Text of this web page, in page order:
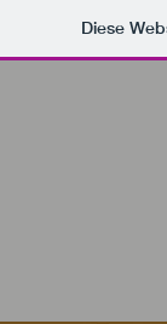
Diese